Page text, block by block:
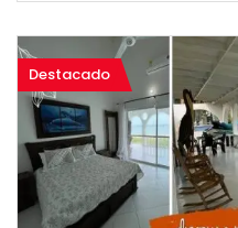
Destacado